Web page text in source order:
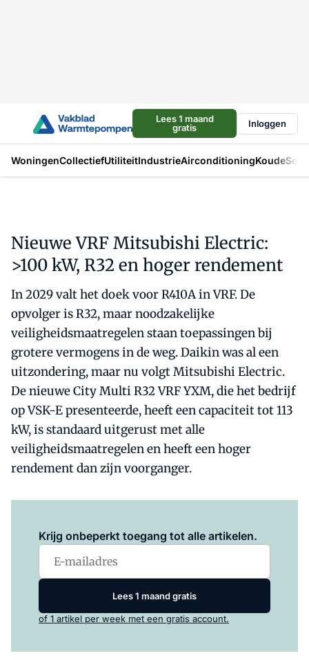
Lees 1 maand
gratis
Inloggen
WoningenCollectiefUtiliteitIndustrieAirconditioningKoude
Nieuwe VRF Mitsubishi Electric:
>100 kW, R32 en hoger rendement
In 2029 valt het doek voor R410A in VRF. De
opvolger is R32, maar noodzakelijke
veiligheidsmaatregelen staan toepassingen bij
grotere vermogens in de weg. Daikin was al een
uitzondering, maar nu volgt Mitsubishi Electric.
De nieuwe City Multi R32 VRF YXM, die het bedrijf
op VSK-E presenteerde, heeft een capaciteit tot 113
kW, is standaard uitgerust met alle
veiligheidsmaatregelen en heeft een hoger
rendement dan zijn voorganger.
Krijg onbeperkt toegang tot alle artikelen.
Lees 1 maand gratis
of 1 artikel per week met een gratis account.